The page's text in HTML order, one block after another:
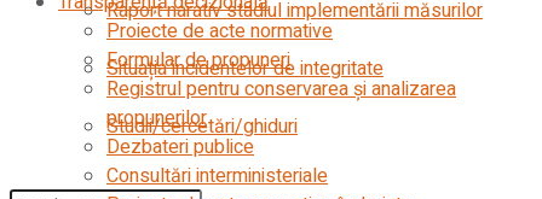
Raport narativ stadiul implementării măsurilor
Situația incidentelor de integritate
Studii/cercetări/ghiduri
Proiecte de acte normative
Formular de propuneri
Registrul pentru conservarea și analizarea
propunerilor
Dezbateri publice
Consultări interministeriale